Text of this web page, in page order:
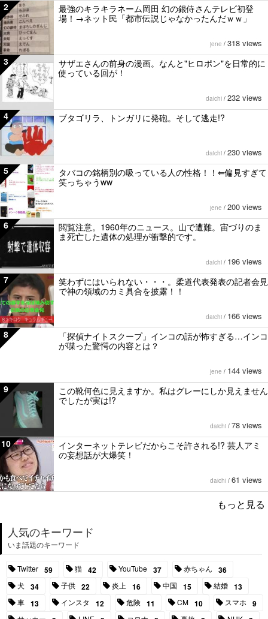
2
最強のキラキラネーム岡田 幻の銀侍さんテレビ初登
場！→ネット民「都市伝説じゃなかったんだｗｗ」
jene / 318 views
3
サザエさんの前身の漫画。なんと"ヒロポン"を日常的に
使っている回が！
daichi / 232 views
4 ブタゴリラ、トンガリに発砲。そして逃走!?
daichi / 230 views
5
タバコの銘柄別の吸っている人の性格！！⇐偏見すぎて
笑っちゃうww
jene / 200 views
6
閲覧注意。1960年のニュース。山で遭難。宙づりのま
ま死亡した遺体の処理が衝撃的です。
daichi / 196 views
7
笑わずにはいられない・・・。柔道代表発表の記者会見
で神の領域のカミ具合を披露！！
daichi / 166 views
8
「探偵ナイトスクープ」インコの話が怖すぎる…インコ
が喋った驚愕の内容とは？
jene / 144 views
9
この靴何色に見えますか。私はグレーにしか見えません
でしたが実は!?
daichi / 78 views
10
インターネットテレビだからこそ許される!? 芸人アミ
の妄想話が大爆笑！
daichi / 61 views
もっと見る
人気のキーワード
いま話題のキーワード
Twitter 59 猫 42 YouTube 37 赤ちゃん 36
犬 34 子供 22 炎上 16 中国 15 結婚 13
車 13 インスタ 12 危険 11 CM 10 スマホ 9